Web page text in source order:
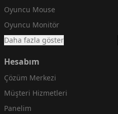
Oyuncu Mouse
Oyuncu Monitör
Daha fazla göster
Hesabım
Çözüm Merkezi
Müşteri Hizmetleri
Panelim